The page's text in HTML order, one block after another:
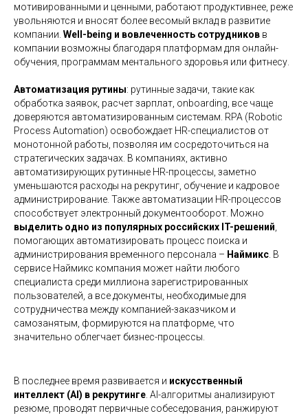
мотивированными и ценными, работают продуктивнее, реже
увольняются и вносят более весомый вклад в развитие
компании. Well-being и вовлеченность сотрудников в
компании возможны благодаря платформам для онлайн-
обучения, программам ментального здоровья или фитнесу.
Автоматизация рутины: рутинные задачи, такие как
обработка заявок, расчет зарплат, onboarding, все чаще
доверяются автоматизированным системам. RPA (Robotic
Process Automation) освобождает HR-специалистов от
монотонной работы, позволяя им сосредоточиться на
стратегических задачах. В компаниях, активно
автоматизирующих рутинные HR-процессы, заметно
уменьшаются расходы на рекрутинг, обучение и кадровое
администрирование. Также автоматизации HR-процессов
способствует электронный документооборот. Можно
выделить одно из популярных российских IT-решений
помогающих автоматизировать процесс поиска и
администрирования временного персонала – Наймикс . В
сервисе Наймикс компания может найти любого
специалиста среди миллиона зарегистрированных
пользователей, а все документы, необходимые для
сотрудничества между компанией-заказчиком и
самозанятым, формируются на платформе, что
значительно облегчает бизнес-процессы.
В последнее время развивается и искусственный
интеллект (AI) в рекрутинге . AI-алгоритмы анализируют
резюме, проводят первичные собеседования, ранжируют